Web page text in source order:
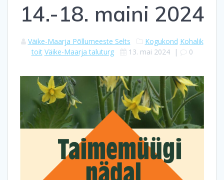
14.-18. maini 2024
Väike-Maarja Põllumeeste Selts Kogukond Kohalik
toit Väike-Maarja taluturg 13. mai 2024| 0